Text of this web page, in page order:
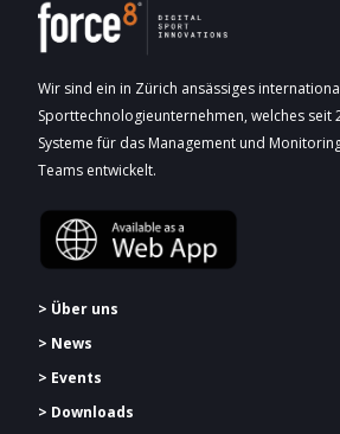
Wir sind ein in Zürich ansässiges
Sporttechnologieunternehmen, welches seit
Systeme für das Management und
Teams entwickelt.
> Über uns
> News
> Events
> Downloads